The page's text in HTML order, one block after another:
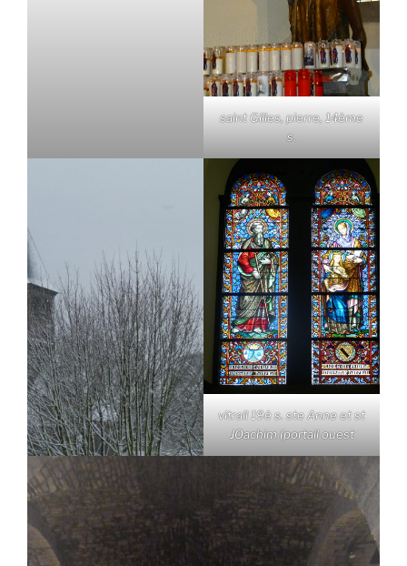
saint Gilles, pierre, 14ème
s.
vitrail 19è s. ste Anne et st
JOachim (portail ouest